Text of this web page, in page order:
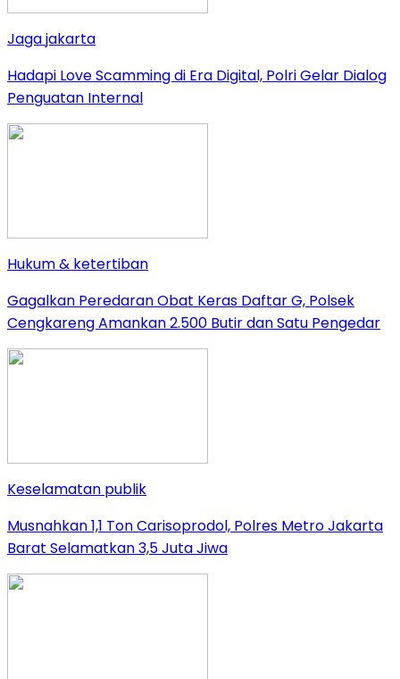
Jaga jakarta
Hadapi Love Scamming di Era Digital, Polri Gelar Dialog
Penguatan Internal
Hukum & ketertiban
Gagalkan Peredaran Obat Keras Daftar G, Polsek
Cengkareng Amankan 2.500 Butir dan Satu Pengedar
Keselamatan publik
Musnahkan 1,1 Ton Carisoprodol, Polres Metro Jakarta
Barat Selamatkan 3,5 Juta Jiwa